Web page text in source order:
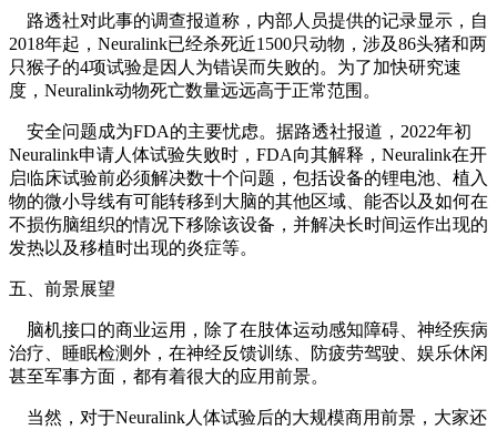
路透社对此事的调查报道称，内部人员提供的记录显示，自
2018年起，Neuralink已经杀死近1500只动物，涉及86头猪和两
只猴子的4项试验是因人为错误而失败的。为了加快研究速
度，Neuralink动物死亡数量远远高于正常范围。
安全问题成为FDA的主要忧虑。据路透社报道，2022年初
Neuralink申请人体试验失败时，FDA向其解释，Neuralink在开
启临床试验前必须解决数十个问题，包括设备的锂电池、植入
物的微小导线有可能转移到大脑的其他区域、能否以及如何在
不损伤脑组织的情况下移除该设备，并解决长时间运作出现的
发热以及移植时出现的炎症等。
五、前景展望
脑机接口的商业运用，除了在肢体运动感知障碍、神经疾病
治疗、睡眠检测外，在神经反馈训练、防疲劳驾驶、娱乐休闲
甚至军事方面，都有着很大的应用前景。
当然，对于Neuralink人体试验后的大规模商用前景，大家还